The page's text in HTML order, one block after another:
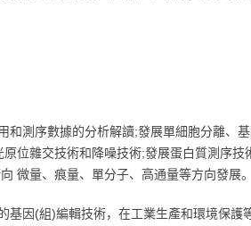
和測序數據的分析解讀;發展單細胞分離、
位雜交技術和降噪技術;發展蛋白質測序技
微量、痕量、單分子、高通量等方向發展。
基因(組)編輯技術，在工業生產和環境保護